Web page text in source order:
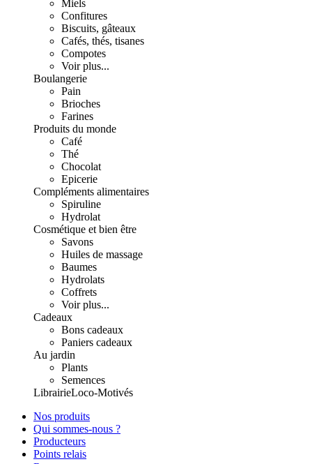
Miels
Confitures
Biscuits, gâteaux
Cafés, thés, tisanes
Compotes
Voir plus...
Boulangerie
Pain
Brioches
Farines
Produits du monde
Café
Thé
Chocolat
Epicerie
Compléments alimentaires
Spiruline
Hydrolat
Cosmétique et bien être
Savons
Huiles de massage
Baumes
Hydrolats
Coffrets
Voir plus...
Cadeaux
Bons cadeaux
Paniers cadeaux
Au jardin
Plants
Semences
LibrairieLoco-Motivés
Nos produits
Qui sommes-nous ?
Producteurs
Points relais